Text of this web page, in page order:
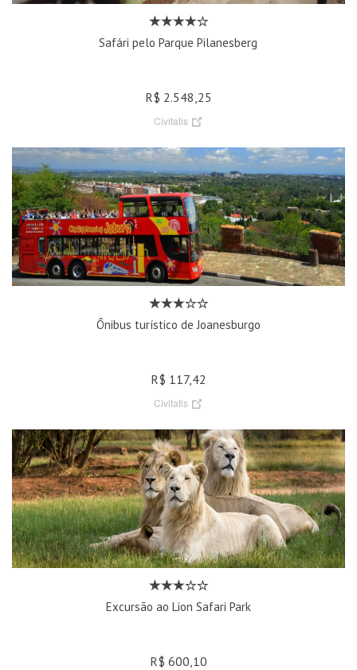
Safári pelo Parque Pilanesberg
R$ 2.548,25
Civitatis
Ônibus turístico de Joanesburgo
R$ 117,42
Civitatis
Excursão ao Lion Safari Park
R$ 600,10